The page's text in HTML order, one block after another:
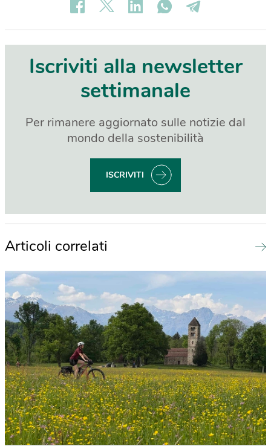
Iscriviti alla newsletter
settimanale
Per rimanere aggiornato sulle notizie dal
mondo della sostenibilità
ISCRIVITI
Articoli correlati